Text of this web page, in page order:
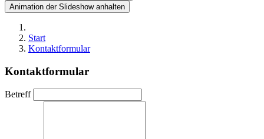
Animation der Slideshow anhalten
Start
Kontaktformular
Kontaktformular
Betreff